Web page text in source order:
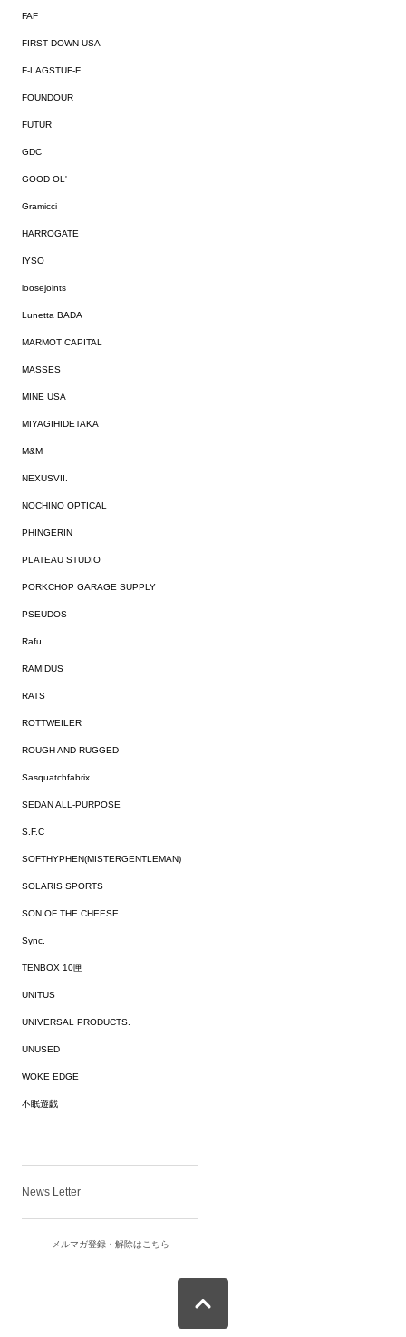
FAF
FIRST DOWN USA
F-LAGSTUF-F
FOUNDOUR
FUTUR
GDC
GOOD OL'
Gramicci
HARROGATE
IYSO
loosejoints
Lunetta BADA
MARMOT CAPITAL
MASSES
MINE USA
MIYAGIHIDETAKA
M&M
NEXUSVII.
NOCHINO OPTICAL
PHINGERIN
PLATEAU STUDIO
PORKCHOP GARAGE SUPPLY
PSEUDOS
Rafu
RAMIDUS
RATS
ROTTWEILER
ROUGH AND RUGGED
Sasquatchfabrix.
SEDAN ALL-PURPOSE
S.F.C
SOFTHYPHEN(MISTERGENTLEMAN)
SOLARIS SPORTS
SON OF THE CHEESE
Sync.
TENBOX 10匣
UNITUS
UNIVERSAL PRODUCTS.
UNUSED
WOKE EDGE
不眠遊戯
News Letter
メルマガ登録・解除はこちら